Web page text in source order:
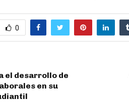
0
el desarrollo de
en su